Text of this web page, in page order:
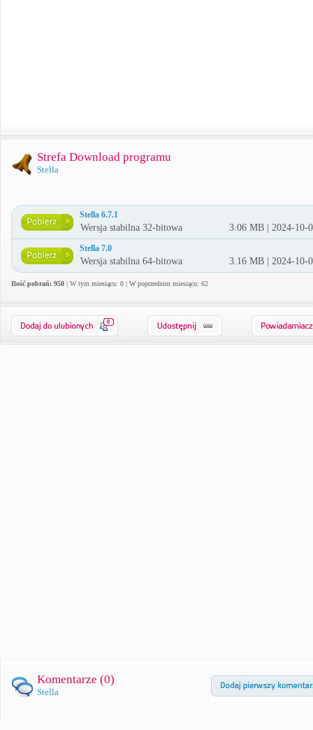
Strefa Download programu
Stella
Stella 6.7.1
Wersja stabilna 32-bitowa 3.06 MB | 2024-10-
Stella 7.0
Wersja stabilna 64-bitowa 3.16 MB | 2024-10-
Ilość pobrań: 950 | W tym miesiącu: 0 | W poprzednim miesiącu: 62
0
Komentarze (0)
Stella